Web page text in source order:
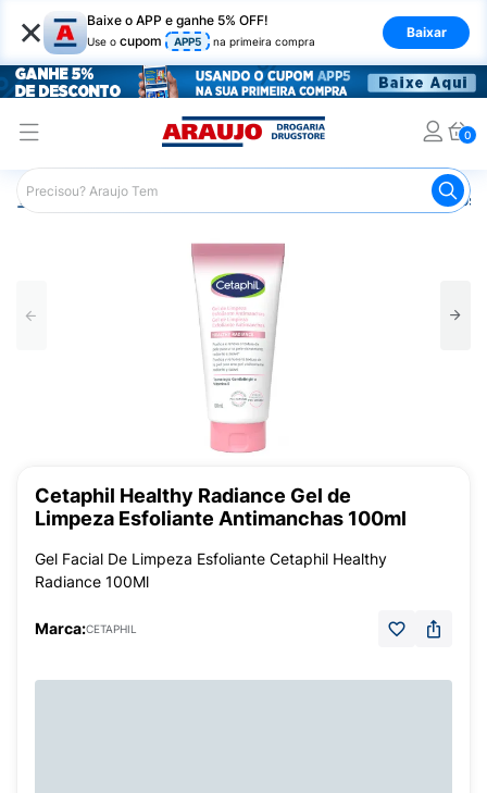
× Baixe o APP e ganhe 5% OFF!
Use o cupom APP5 na primeira compra
Baixar
0
Araujo Dermocosméticos Dermocosméticos para o
Cetaphil Healthy Radiance Gel de
Limpeza Esfoliante Antimanchas 100ml
Gel Facial De Limpeza Esfoliante Cetaphil Healthy
Radiance 100Ml
Marca:CETAPHIL